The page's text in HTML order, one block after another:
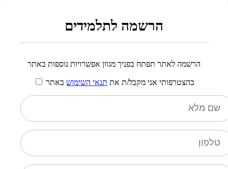
הרשמה לתלמידים
הרשמה לאתר תפתח בפניך מגוון אפשרויות נוספות באתר
בהצטרפותי אני מקבל/ת את תנאי השימוש באתר